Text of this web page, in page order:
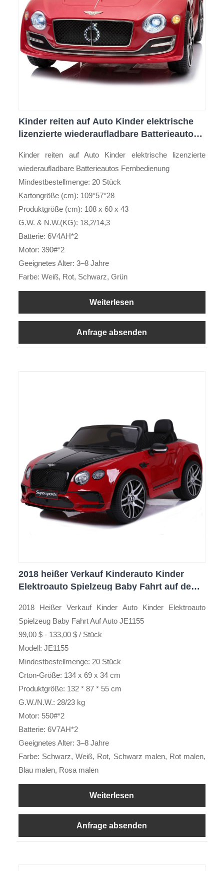
Kinder reiten auf Auto Kinder elektrische
lizenzierte wiederaufladbare Batterieautos
Kinder reiten auf Auto Kinder elektrische lizenzierte
wiederaufladbare Batterieautos Fernbedienung
Mindestbestellmenge: 20 Stück
Kartongröße (cm): 109*57*28
Produktgröße (cm): 108 x 60 x 43
G.W. & N.W.(KG): 18,2/14,3
Batterie: 6V4AH*2
Motor: 390#*2
Geeignetes Alter: 3–8 Jahre
Farbe: Weiß, Rot, Schwarz, Grün
Weiterlesen
Anfrage absenden
2018 heißer Verkauf Kinderauto Kinder
Elektroauto Spielzeug Baby Fahrt auf dem
2018 Heißer Verkauf Kinder Auto Kinder Elektroauto
Spielzeug Baby Fahrt Auf Auto JE1155
99,00 $ - 133,00 $ / Stück
Modell: JE1155
Mindestbestellmenge: 20 Stück
Crton-Größe: 134 x 69 x 34 cm
Produktgröße: 132 * 87 * 55 cm
G.W./N.W.: 28/23 kg
Motor: 550#*2
Batterie: 6V7AH*2
Geeignetes Alter: 3–8 Jahre
Farbe: Schwarz, Weiß, Rot, Schwarz malen, Rot malen,
Blau malen, Rosa malen
Weiterlesen
Anfrage absenden